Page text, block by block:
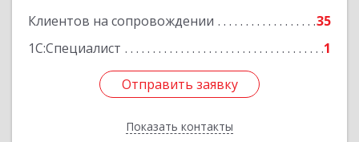
Клиентов на сопровождении
35
1С:Специалист
1
Отправить заявку
Показать контакты
Подробнее
Отправить заявку
Назад